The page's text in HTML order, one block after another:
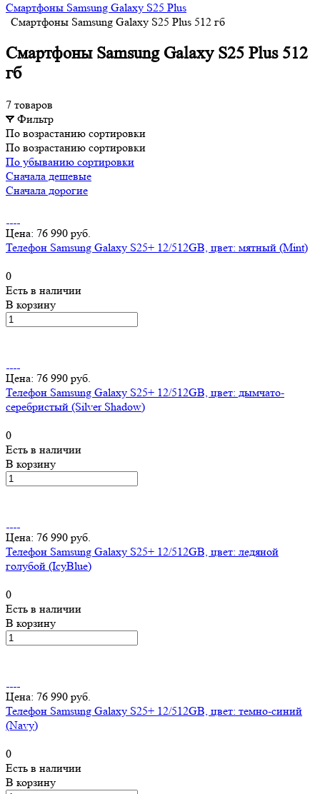
Смартфоны Samsung Galaxy S25 Plus
Смартфоны Samsung Galaxy S25 Plus 512 гб
Смартфоны Samsung Galaxy S25 Plus 512
гб
7 товаров
Фильтр
По возрастанию сортировки
По возрастанию сортировки
По убыванию сортировки
Сначала дешевые
Сначала дорогие
Цена: 76 990 руб.
Телефон Samsung Galaxy S25+ 12/512GB, цвет: мятный (Mint)
0
Есть в наличии
В корзину
Цена: 76 990 руб.
Телефон Samsung Galaxy S25+ 12/512GB, цвет: дымчато-
серебристый (Silver Shadow)
0
Есть в наличии
В корзину
Цена: 76 990 руб.
Телефон Samsung Galaxy S25+ 12/512GB, цвет: ледяной
голубой (IcyBlue)
0
Есть в наличии
В корзину
Цена: 76 990 руб.
Телефон Samsung Galaxy S25+ 12/512GB, цвет: темно-синий
(Navy)
0
Есть в наличии
В корзину